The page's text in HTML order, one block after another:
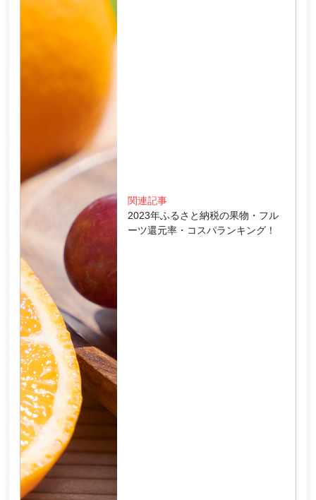
関連記事
2023年ふるさと納税の果物・フル
ーツ還元率・コスパランキング！